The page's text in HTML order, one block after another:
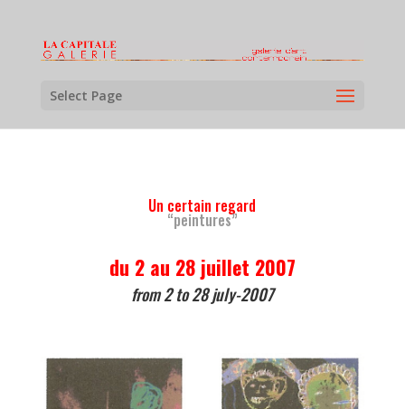
Select Page
Un certain regard
“peintures”
du 2 au 28 juillet 2007
from 2 to 28 july-2007